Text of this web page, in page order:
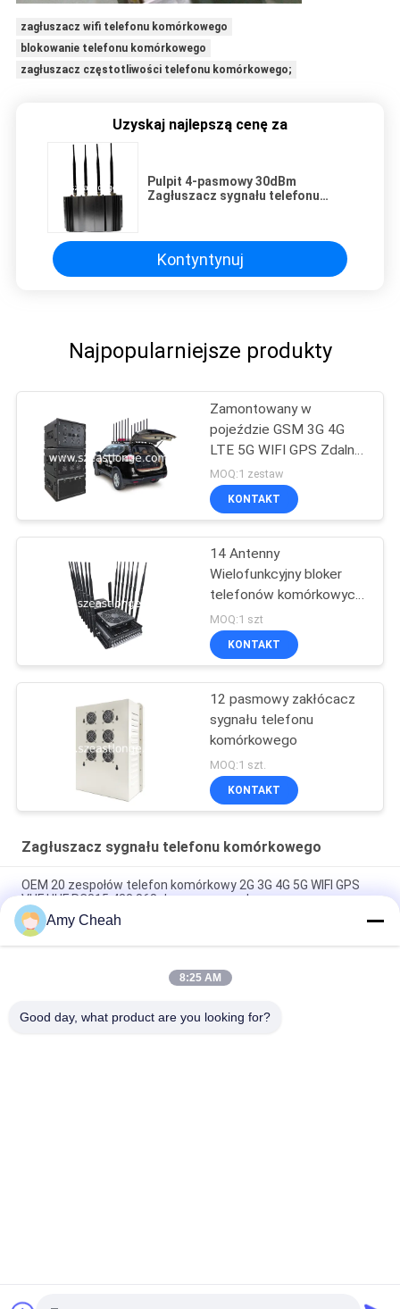
zagłuszacz wifi telefonu komórkowego
blokowanie telefonu komórkowego
zagłuszacz częstotliwości telefonu komórkowego;
Uzyskaj najlepszą cenę za
Pulpit 4-pasmowy 30dBm
Zagłuszacz sygnału telefonu
Kontyntynuj
Najpopularniejsze produkty
Zamontowany w
pojeździe GSM 3G 4G
LTE 5G WIFI GPS Zdalne
sterowanie Jammer
sygnału telefonu
komórkowego
MOQ:1 zestaw
KONTAKT
14 Antenny
Wielofunkcyjny bloker
telefonów komórkowych
GPS VHF UHF
Interferencja 5-80m
MOQ:1 szt
KONTAKT
12 pasmowy zakłócacz
sygnału telefonu
komórkowego
MOQ:1 szt.
KONTAKT
Zagłuszacz sygnału telefonu komórkowego
OEM 20 zespołów telefon komórkowy 2G 3G 4G 5G WIFI GPS
VHF UHF RC315 433 868 Jammer sygnału
40W średniej mocy 1-50m 8-kanałowy zagłuszacz sygnału
telefonu komórkowego do więzienia
Wewnętrzny wielokierunkowy zakłócacz sygnału
Amy Cheah
8:25 AM
Good day, what product are you looking for?